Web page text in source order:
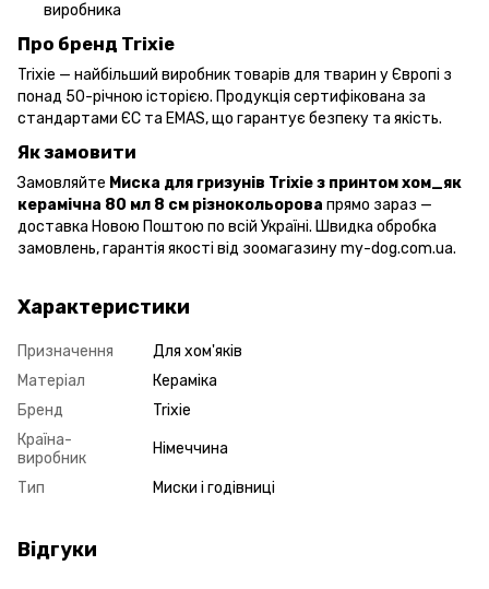
виробника
Про бренд Trixie
Trixie — найбільший виробник товарів для тварин у Європі з
понад 50-річною історією. Продукція сертифікована за
стандартами ЄС та EMAS, що гарантує безпеку та якість.
Як замовити
Замовляйте Миска для гризунів Trixie з принтом хом_як
керамічна 80 мл 8 см різнокольорова прямо зараз —
доставка Новою Поштою по всій Україні. Швидка обробка
замовлень, гарантія якості від зоомагазину my-dog.com.ua.
Характеристики
Призначення
Для хом'яків
Матеріал
Кераміка
Бренд
Trixie
Країна-
виробник
Німеччина
Тип Миски і годівниці
Відгуки